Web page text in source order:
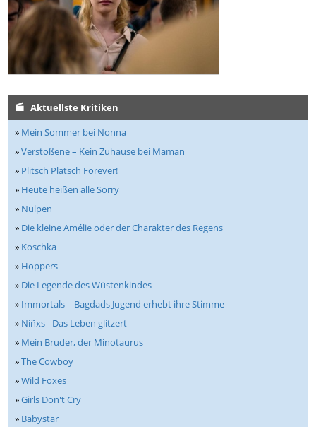
Aktuellste Kritiken
» Mein Sommer bei Nonna
»Verstoßene – Kein Zuhause bei Maman
» Plitsch Platsch Forever!
» Heute heißen alle Sorry
» Nulpen
» Die kleine Amélie oder der Charakter des Regens
» Koschka
» Hoppers
» Die Legende des Wüstenkindes
» Immortals – Bagdads Jugend erhebt ihre Stimme
» Niñxs - Das Leben glitzert
» Mein Bruder, der Minotaurus
»The Cowboy
»Wild Foxes
»Girls Don't Cry
» Babystar